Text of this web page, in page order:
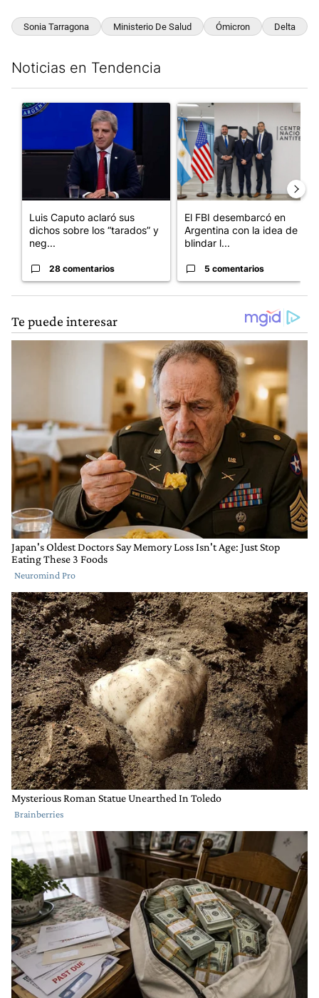
Sonia Tarragona Ministerio De Salud Ómicron Delta
Noticias en Tendencia
Un artículo de tendencia con el título "Luis Caputo aclaró sus
Luis Caputo aclaró sus
dichos sobre los “tarados” y
neg...
28 comentarios
Un artículo de tendencia con
El FBI desembarcó en
Argentina con la idea de
blindar l...
5 comentarios